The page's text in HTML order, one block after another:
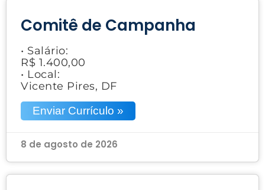
Comitê de Campanha
• Salário:
R$ 1.400,00
• Local:
Vicente Pires, DF
Enviar Currículo »
8 de agosto de 2026